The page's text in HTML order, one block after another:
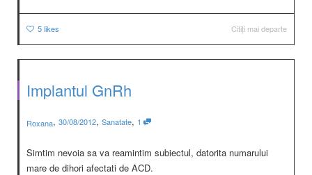
5likes Citiți mai departe
Implantul GnRh
Roxana, 30/08/2012, Sanatate, 1
Simtim nevoia sa va reamintim subiectul, datorita numarului
mare de dihori afectati de ACD.